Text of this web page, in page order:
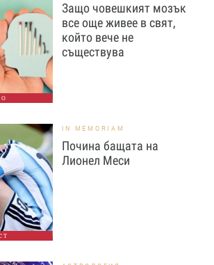
Защо човешкият мозък
все още живее в свят,
който вече не
съществува
IN MEMORIAM
Почина бащата на
Лионел Меси